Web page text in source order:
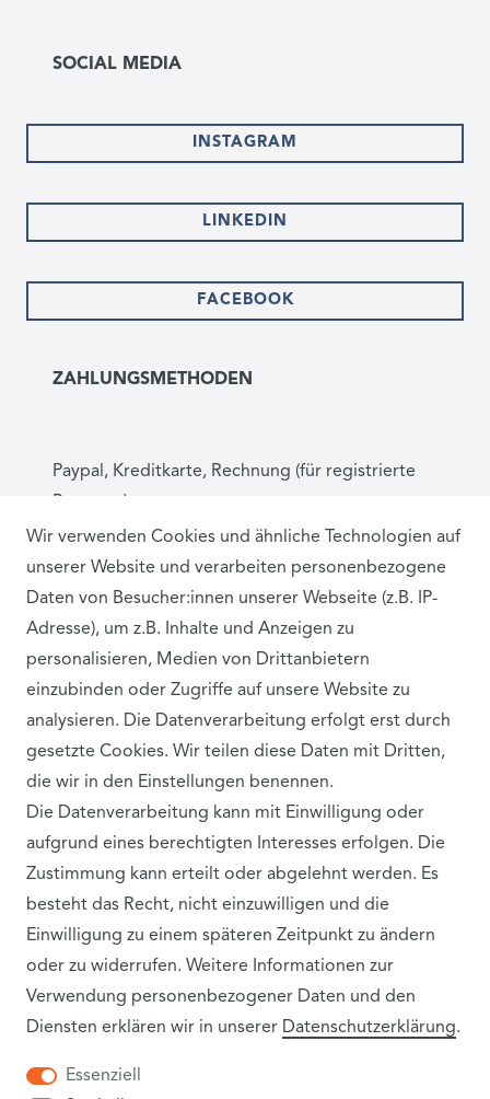
SOCIAL MEDIA
INSTAGRAM
LINKEDIN
FACEBOOK
ZAHLUNGSMETHODEN
Paypal, Kreditkarte, Rechnung (für registrierte
BEWERTUNGEN
VERSANDPARTNER
Wir verwenden Cookies und ähnliche Technologien auf
unserer Website und verarbeiten personenbezogene
Daten von Besucher:innen unserer Webseite (z.B. IP-
Adresse), um z.B. Inhalte und Anzeigen zu
personalisieren, Medien von Drittanbietern
einzubinden oder Zugriffe auf unsere Website zu
analysieren. Die Datenverarbeitung erfolgt erst durch
gesetzte Cookies. Wir teilen diese Daten mit Dritten,
die wir in den Einstellungen benennen.
Die Datenverarbeitung kann mit Einwilligung oder
aufgrund eines berechtigten Interesses erfolgen. Die
Zustimmung kann erteilt oder abgelehnt werden. Es
besteht das Recht, nicht einzuwilligen und die
Einwilligung zu einem späteren Zeitpunkt zu ändern
oder zu widerrufen. Weitere Informationen zur
Verwendung personenbezogener Daten und den
Diensten erklären wir in unserer Daten­schutz­erklärung.
Essenziell